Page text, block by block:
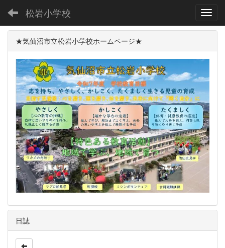
松岩小学校
★気仙沼市立松岩小学校ホームページ★
日誌